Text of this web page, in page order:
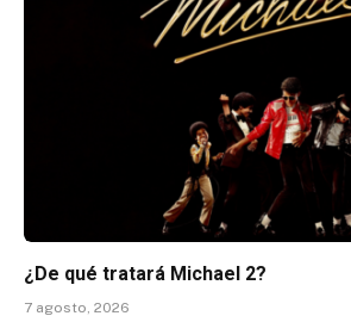
¿De qué tratará Michael 2?
7 agosto, 2026